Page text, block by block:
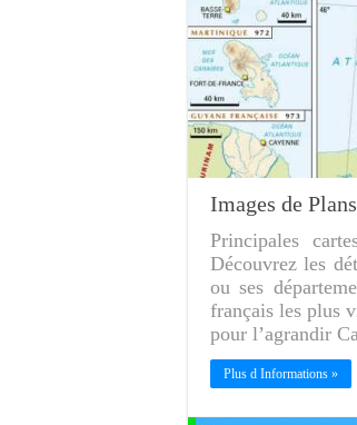
Images de
Principales
Découvrez les
ou ses
français les plus
pour l’agrandir
Plus d Informations »